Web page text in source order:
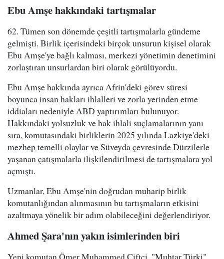
Ebu Amşe hakkındaki tartışmalar
62. Tümen son dönemde çeşitli tartışmalarla gündeme
gelmişti. Birlik içerisindeki birçok unsurun kişisel olarak
Ebu Amşe'ye bağlı kalması, merkezi yönetimin denetimini
zorlaştıran unsurlardan biri olarak görülüyordu.
Ebu Amşe hakkında ayrıca Afrin'deki görev süresi
boyunca insan hakları ihlalleri ve zorla yerinden etme
iddiaları nedeniyle ABD yaptırımları bulunuyor.
Hakkındaki yolsuzluk ve hak ihlali suçlamalarının yanı
sıra, komutasındaki birliklerin 2025 yılında Lazkiye'deki
mezhep temelli olaylar ve Süveyda çevresinde Dürzilerle
yaşanan çatışmalarla ilişkilendirilmesi de tartışmalara yol
açmıştı.
Uzmanlar, Ebu Amşe'nin doğrudan muharip birlik
komutanlığından alınmasının bu tartışmaların etkisini
azaltmaya yönelik bir adım olabileceğini değerlendiriyor.
Ahmed Şara'nın yakın isimlerinden biri
Yeni komutan Ömer Muhammed Çiftçi, "Muhtar Türki"